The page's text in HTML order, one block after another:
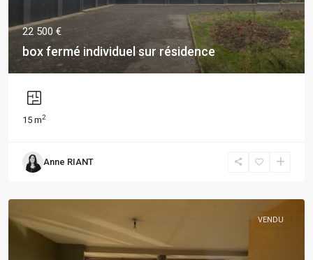
22 500 €
box fermé individuel sur résidence
15 m2
Anne RIANT
VENDU